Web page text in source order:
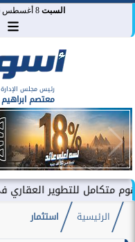
السبت 8 أغسطس 2026
رئيس مجلس الإدارة
معتصم ابراهيم
الرئيسية استثمار